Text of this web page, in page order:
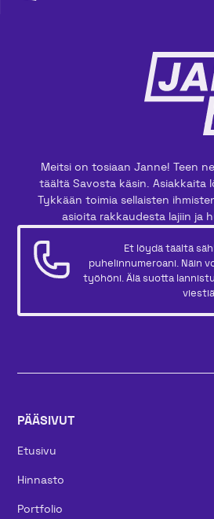
Meitsi on tosiaan Janne! Teen
täältä Savosta käsin. Asiakkaita
Tykkään toimia sellaisten
asioita rakkaudesta lajiin ja
Et löydä täältä
puhelinnumeroani. Näin
työhöni. Älä suotta
PÄÄSIVUT
Etusivu
Hinnasto
Portfolio